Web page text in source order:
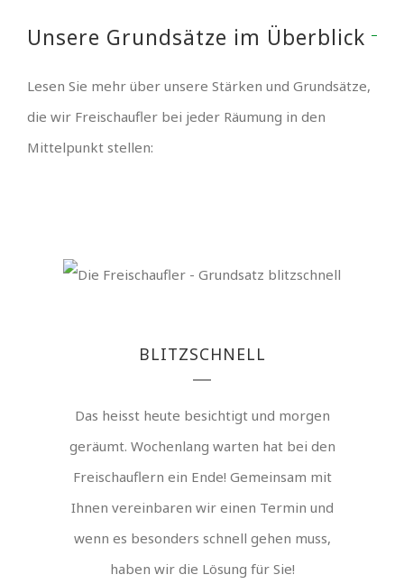
Unsere Grundsätze im Überblick
Lesen Sie mehr über unsere Stärken und Grundsätze,
die wir Freischaufler bei jeder Räumung in den
Mittelpunkt stellen:
BLITZSCHNELL
Das heisst heute besichtigt und morgen
geräumt. Wochenlang warten hat bei den
Freischauflern ein Ende! Gemeinsam mit
Ihnen vereinbaren wir einen Termin und
wenn es besonders schnell gehen muss,
haben wir die Lösung für Sie!